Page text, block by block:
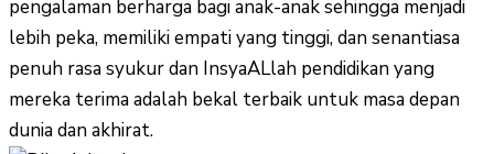
pengalaman berharga bagi anak-anak sehingga menjadi
lebih peka, memiliki empati yang tinggi, dan senantiasa
penuh rasa syukur dan InsyaALlah pendidikan yang
mereka terima adalah bekal terbaik untuk masa depan
dunia dan akhirat.